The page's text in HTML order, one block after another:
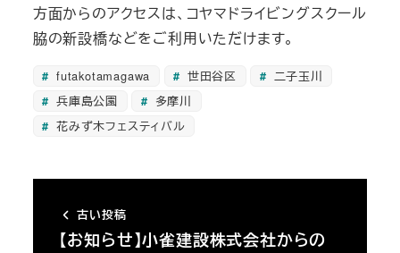
方面からのアクセスは、コヤマドライビングスクール
脇の新設橋などをご利用いただけます。
futakotamagawa 世田谷区
二子玉川
兵庫島公園
多摩川
花みず木フェスティバル
古い投稿
【お知らせ】小雀建設株式会社からの